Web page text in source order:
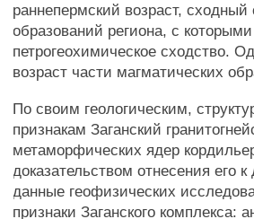
раннепермский возраст,
образований региона, с
петрогеохимическое сходство.
возраст части магматических
По своим геологическим,
признакам Заганский
метаморфических ядер
доказательством отнесения его
данные геофизических
признаки Заганского комплекса: